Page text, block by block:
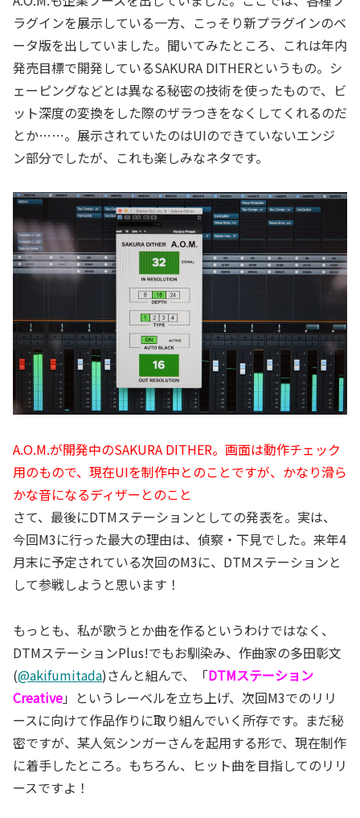
ラグインを展示している一方、こっそり新プラグインのベ
ータ版を出していました。聞いてみたところ、これは年内
発売目標で開発しているSAKURA DITHERというもの。シ
ェーピングなどとは異なる秘密の技術を使ったもので、ビ
ット深度の変換をした際のザラつきをなくしてくれるのだ
とか……。展示されていたのはUIのできていないエンジ
ン部分でしたが、これも楽しみなネタです。
A.O.M.が開発中のSAKURA DITHER。画面は動作チェック
用のもので、現在UIを制作中とのことですが、かなり滑ら
かな音になるディザーとのこと
さて、最後にDTMステーションとしての発表を。実は、
今回M3に行った最大の理由は、偵察・下見でした。来年4
月末に予定されている次回のM3に、DTMステーションと
して参戦しようと思います！
もっとも、私が歌うとか曲を作るというわけではなく、
DTMステーションPlus!でもお馴染み、作曲家の多田彰文
(@akifumitada)さんと組んで、「DTMステーション
Creative」というレーベルを立ち上げ、次回M3でのリリ
ースに向けて作品作りに取り組んでいく所存です。まだ秘
密ですが、某人気シンガーさんを起用する形で、現在制作
に着手したところ。もちろん、ヒット曲を目指してのリリ
ースですよ！